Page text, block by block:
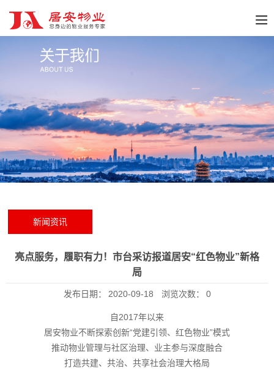
新闻资讯
亮点服务，履职有力！市台采访报道居安“红色物业”新格
局
发布日期： 2020-09-18 浏览次数： 0
自2017年以来
居安物业不断探索创新“党建引领、红色物业”模式
推动物业管理与社区治理、业主参与深度融合
打造共建、共治、共享社会治理大格局